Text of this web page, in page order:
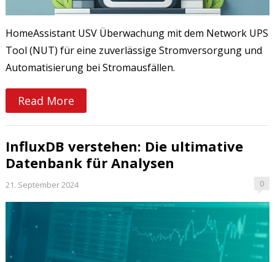
HomeAssistant USV Überwachung mit dem Network UPS
Tool (NUT) für eine zuverlässige Stromversorgung und
Automatisierung bei Stromausfällen.
Read More
InfluxDB verstehen: Die ultimative
Datenbank für Analysen
21. September 2024 0